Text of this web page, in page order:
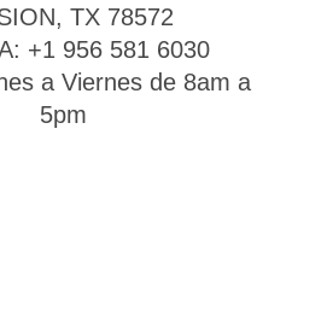
TX 78572
+1 956 581 6030
a Viernes de 8am a
5pm